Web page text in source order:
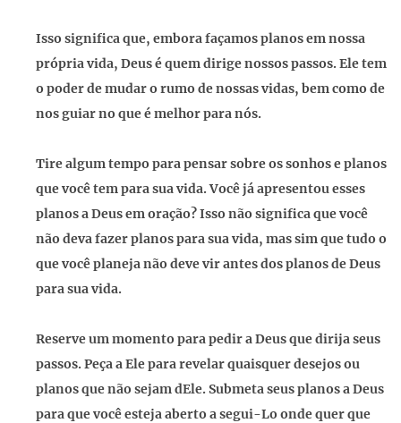
Isso significa que, embora façamos planos em nossa
própria vida, Deus é quem dirige nossos passos. Ele tem
o poder de mudar o rumo de nossas vidas, bem como de
nos guiar no que é melhor para nós.
Tire algum tempo para pensar sobre os sonhos e planos
que você tem para sua vida. Você já apresentou esses
planos a Deus em oração? Isso não significa que você
não deva fazer planos para sua vida, mas sim que tudo o
que você planeja não deve vir antes dos planos de Deus
para sua vida.
Reserve um momento para pedir a Deus que dirija seus
passos. Peça a Ele para revelar quaisquer desejos ou
planos que não sejam dEle. Submeta seus planos a Deus
para que você esteja aberto a segui-Lo onde quer que